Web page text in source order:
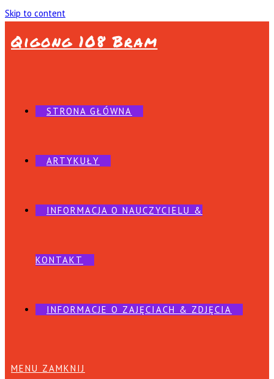
Skip to content
Qigong 108 Bram
STRONA GŁÓWNA
ARTYKUŁY
INFORMACJA O NAUCZYCIELU &
KONTAKT
INFORMACJE O ZAJĘCIACH & ZDJĘCIA
MENU ZAMKNIJ